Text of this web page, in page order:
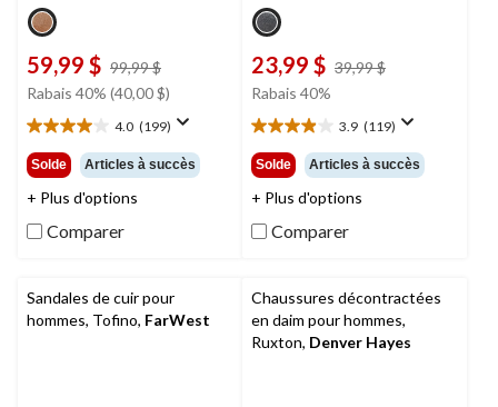
59,99 $ 99,99 $
était
Rabais 40% (40,00 $)
4.0 (199)
4.0
étoile(s)
sur
5.
199
évaluations
Solde Articles à succès
+ Plus d'options
Comparer
23,99 $ 39,99 $
Rabais 40%
3.9 (119)
3.9
étoile(s)
sur
5.
119
évaluations
Solde Articles à succès
+ Plus d'options
Comparer
Sandales de cuir pour
hommes, Tofino, FarWest
Chaussures décontractées
en daim pour hommes,
Ruxton, Denver Hayes